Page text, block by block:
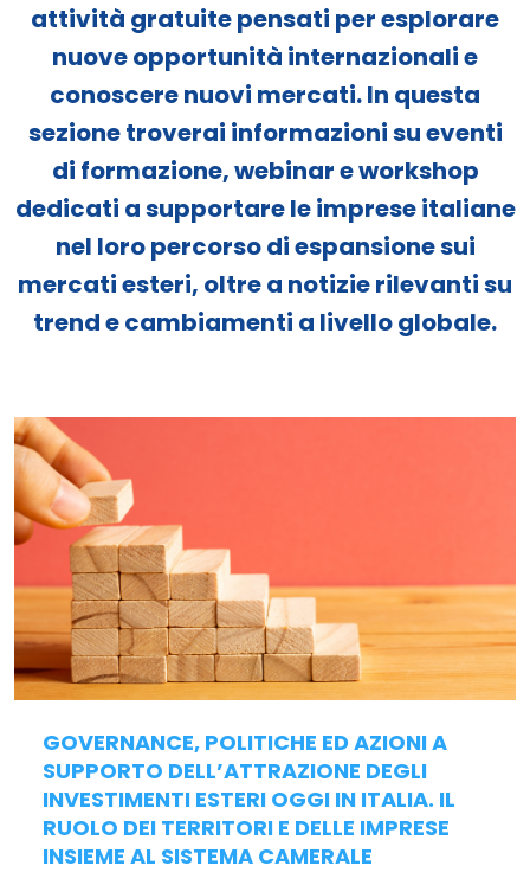
attività gratuite pensati per esplorare
nuove opportunità internazionali e
conoscere nuovi mercati. In questa
sezione troverai informazioni su eventi
di formazione, webinar e workshop
dedicati a supportare le imprese italiane
nel loro percorso di espansione sui
mercati esteri, oltre a notizie rilevanti su
trend e cambiamenti a livello globale.
GOVERNANCE, POLITICHE ED AZIONI A
SUPPORTO DELL’ATTRAZIONE DEGLI
INVESTIMENTI ESTERI OGGI IN ITALIA. IL
RUOLO DEI TERRITORI E DELLE IMPRESE
INSIEME AL SISTEMA CAMERALE